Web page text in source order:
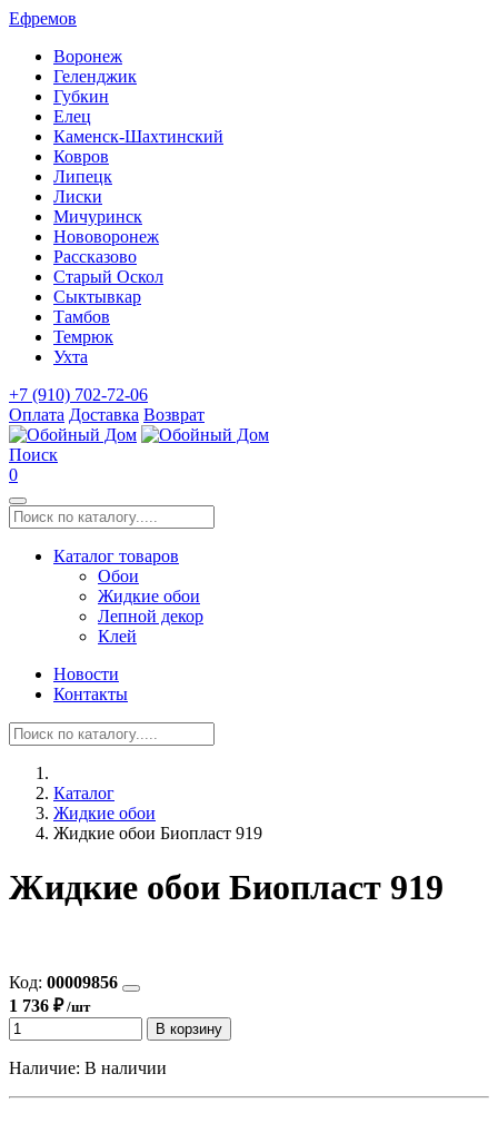
Ефремов
Воронеж
Геленджик
Губкин
Елец
Каменск-Шахтинский
Ковров
Липецк
Лиски
Мичуринск
Нововоронеж
Рассказово
Старый Оскол
Сыктывкар
Тамбов
Темрюк
Ухта
+7 (910) 702-72-06
Оплата Доставка Возврат
Поиск
0
Каталог товаров
Обои
Жидкие обои
Лепной декор
Клей
Новости
Контакты
Каталог
Жидкие обои
Жидкие обои Биопласт 919
Жидкие обои Биопласт 919
Код: 00009856
1 736 ₽/шт
В корзину
Наличие: В наличии